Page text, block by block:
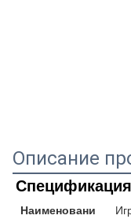
Описание
Наименовани